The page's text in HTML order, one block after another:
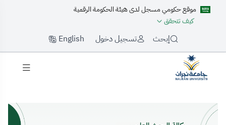
موقع حكومي مسجل لدى هيئة الحكومة الرقمية
كيف تتحقق
إبحث تسجيل دخول English
الرئيسية